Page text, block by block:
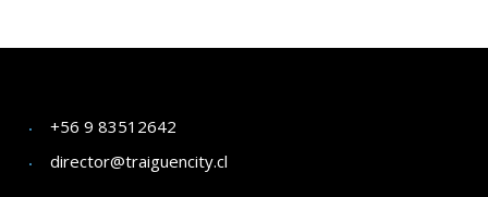
+56 9 83512642
director@traiguencity.cl